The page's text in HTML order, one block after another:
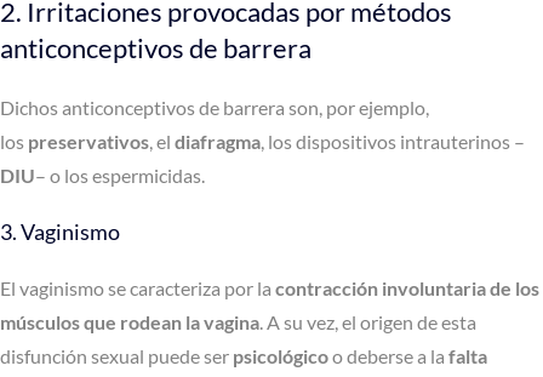
2. Irritaciones provocadas por métodos
anticonceptivos de barrera
Dichos anticonceptivos de barrera son, por ejemplo,
los preservativos, el diafragma, los dispositivos intrauterinos –
DIU– o los espermicidas.
3. Vaginismo
El vaginismo se caracteriza por la contracción involuntaria de los
músculos que rodean la vagina. A su vez, el origen de esta
disfunción sexual puede ser psicológicoo deberse a la falta